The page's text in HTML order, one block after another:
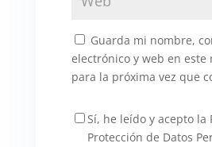
Guarda mi nombre,
electrónico y web en este
para la próxima vez que
Sí, he leído y acepto la
Protección de Datos